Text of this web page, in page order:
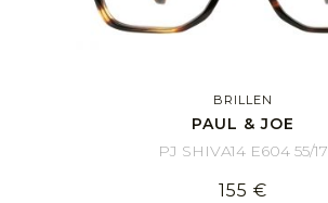
BRILLEN
PAUL & JOE
PJ SHIVA14 E604 55/17
155 €